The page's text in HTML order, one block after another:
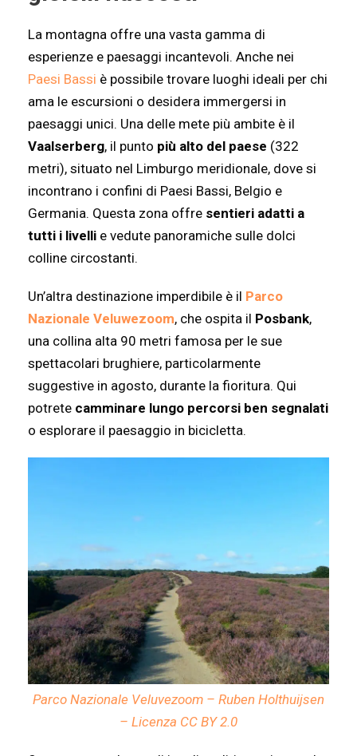
La montagna offre una vasta gamma di
esperienze e paesaggi incantevoli. Anche nei
Paesi Bassi è possibile trovare luoghi ideali per chi
ama le escursioni o desidera immergersi in
paesaggi unici. Una delle mete più ambite è il
Vaalserberg, il punto più alto del paese (322
metri), situato nel Limburgo meridionale, dove si
incontrano i confini di Paesi Bassi, Belgio e
Germania. Questa zona offre sentieri adatti a
tutti i livelli e vedute panoramiche sulle dolci
colline circostanti.
Un’altra destinazione imperdibile è il Parco
Nazionale Veluwezoom, che ospita il Posbank,
una collina alta 90 metri famosa per le sue
spettacolari brughiere, particolarmente
suggestive in agosto, durante la fioritura. Qui
potrete camminare lungo percorsi ben segnalati
o esplorare il paesaggio in bicicletta.
Parco Nazionale Veluvezoom – Ruben Holthuijsen
– Licenza CC BY 2.0